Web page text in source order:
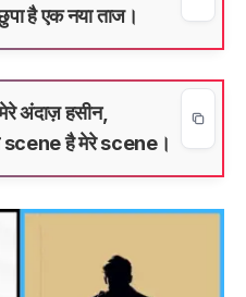
है एक नया ताज।
अंदाज़ हसीन,
scene है मेरे scene।